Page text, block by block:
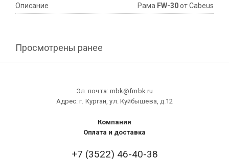
Описание Рама FW-30от Cabeus
Просмотрены ранее
Эл. почта: mbk@fmbk.ru
Адрес: г. Курган, ул. Куйбышева, д.12
Компания
Оплата и доставка
+7 (3522) 46-40-38